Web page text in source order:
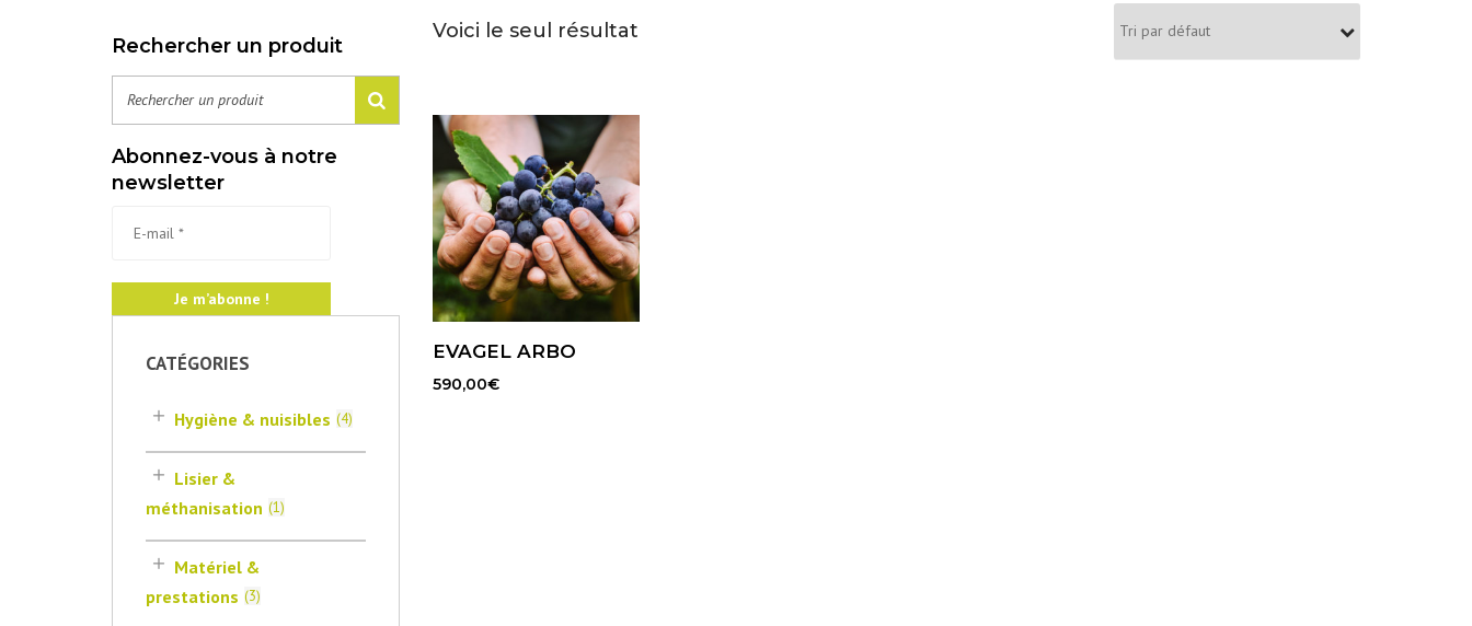
Rechercher un produit
Abonnez-vous à notre
newsletter
CATÉGORIES
Hygiène & nuisibles (4)
Lisier &
méthanisation (1)
Matériel &
prestations (3)
Voici le seul résultat
EVAGEL ARBO
590,00€